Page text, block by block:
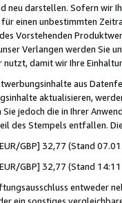
neu darstellen. Sofern wir
einen unbestimmten
Vorstehenden
Verlangen werden Sie
damit wir Ihre
aus
aktualisieren,
jedoch die in Ihrer
des Stempels entfallen.
GBP] 32,77 (Stand
GBP] 32,77 (Stand
entweder
ein sonstiges